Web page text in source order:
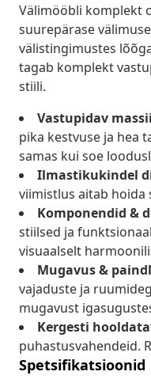
Välimööbli komplekt
suurepärase
välistingimustes
tagab komplekt
stiili.
Vastupidav
pika kestvuse ja hea
samas kui soe
Ilmastikukindel
viimistlus aitab hoida
Komponendid &
stiilsed ja
visuaalselt
Mugavus &
vajaduste ja
mugavust
Kergesti
puhastusvahendeid.
Spetsifikatsioonid